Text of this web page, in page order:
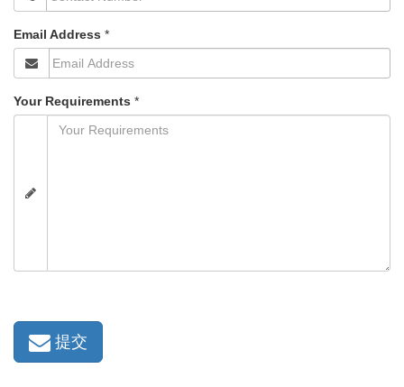
Email Address *
Your Requirements *
提交